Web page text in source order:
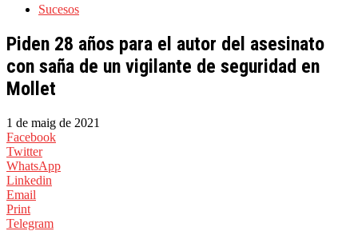
Sucesos
Piden 28 años para el autor del asesinato
con saña de un vigilante de seguridad en
Mollet
1 de maig de 2021
Facebook
Twitter
WhatsApp
Linkedin
Email
Print
Telegram